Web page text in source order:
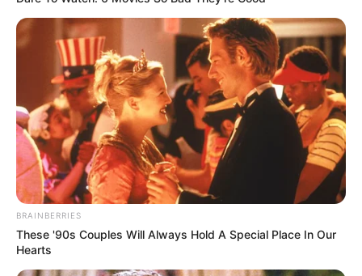
BRAINBERRIES
These '90s Couples Will Always Hold A Special Place In Our
Hearts